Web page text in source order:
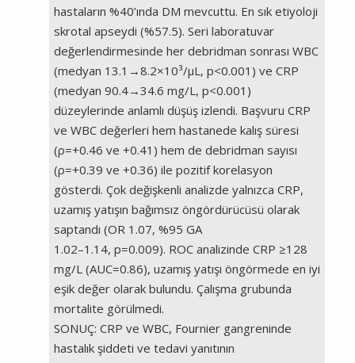
hastaların %40’ında DM mevcuttu. En sık etiyoloji
skrotal apseydi (%57.5). Seri laboratuvar
değerlendirmesinde her debridman sonrası WBC
(medyan 13.1→8.2×10³/µL, p<0.001) ve CRP
(medyan 90.4→34.6 mg/L, p<0.001)
düzeylerinde anlamlı düşüş izlendi. Başvuru CRP
ve WBC değerleri hem hastanede kalış süresi
(ρ=+0.46 ve +0.41) hem de debridman sayısı
(ρ=+0.39 ve +0.36) ile pozitif korelasyon
gösterdi. Çok değişkenli analizde yalnızca CRP,
uzamış yatışın bağımsız öngördürücüsü olarak
saptandı (OR 1.07, %95 GA
1.02–1.14, p=0.009). ROC analizinde CRP ≥128
mg/L (AUC=0.86), uzamış yatışı öngörmede en iyi
eşik değer olarak bulundu. Çalışma grubunda
mortalite görülmedi.
SONUÇ: CRP ve WBC, Fournier gangreninde
hastalık şiddeti ve tedavi yanıtının